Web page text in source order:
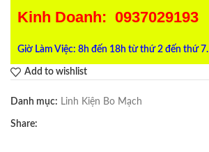
Kinh Doanh: 0937029193
Giờ Làm Việc: 8h đến 18h từ thứ 2 đến thứ 7.
Add to wishlist
Danh mục: Linh Kiện Bo Mạch
Share: